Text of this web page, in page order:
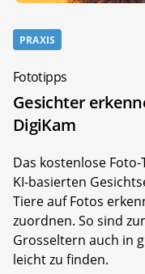
PRAXIS
Fototipps
Gesichter
DigiKam
Das kostenlose
KI-basierten
Tiere auf Fotos
zuordnen. So sind
Grosseltern auch in
leicht zu finden.